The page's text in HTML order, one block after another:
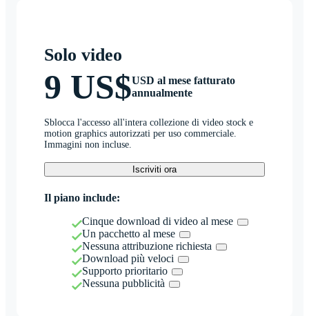
Solo video
9 US$USD al mese fatturato
annualmente
Sblocca l'accesso all'intera collezione di video stock e
motion graphics autorizzati per uso commerciale.
Immagini non incluse.
Iscriviti ora
Il piano include:
Cinque download di video al mese
Un pacchetto al mese
Nessuna attribuzione richiesta
Download più veloci
Supporto prioritario
Nessuna pubblicità